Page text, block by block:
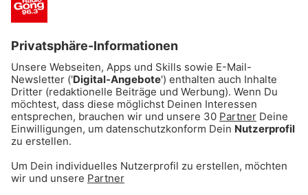
Fahrplanauskunft.
Hintergrund: Ausbau und
Instandhaltung
Die Maßnahmen sind notwendig, um die
Infrastruktur zu modernisieren und den Betrieb
langfristig stabiler zu machen. Parallel laufen
auch Arbeiten an der zweiten Stammstrecke,
einem der wichtigsten Verkehrsprojekte in
München.